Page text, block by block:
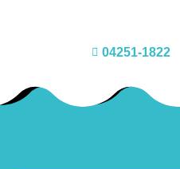
04251-1822